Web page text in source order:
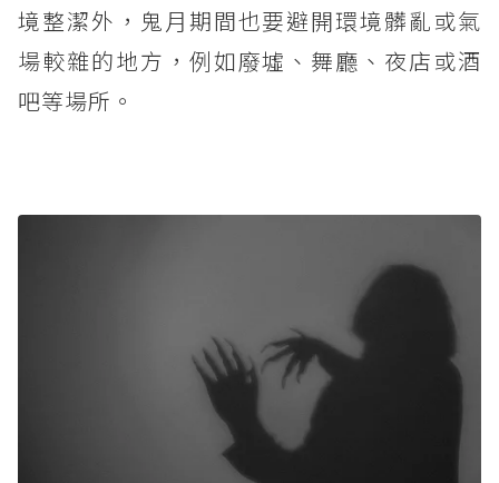
境整潔外，鬼月期間也要避開環境髒亂或氣
場較雜的地方，例如廢墟、舞廳、夜店或酒
吧等場所。